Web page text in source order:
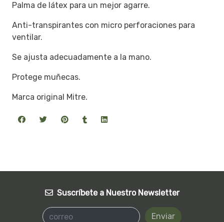
Palma de látex para un mejor agarre.
Anti-transpirantes con micro perforaciones para
ventilar.
Se ajusta adecuadamente a la mano.
Protege muñecas.
Marca original Mitre.
Suscríbete a Nuestro Newsletter
Enviar